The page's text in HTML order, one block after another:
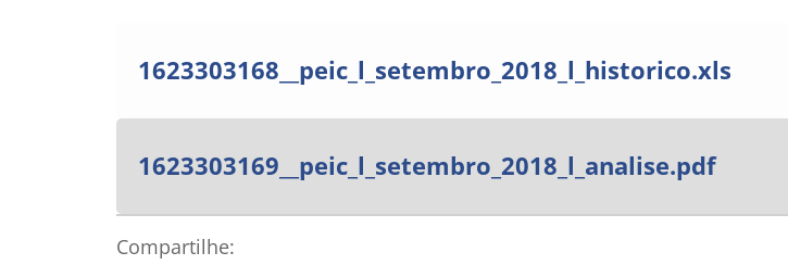
Como utilizar
1623303168__peic_l_setembro_2018_l_historico.xls
1623303169__peic_l_setembro_2018_l_analise.pdf
Compartilhe: